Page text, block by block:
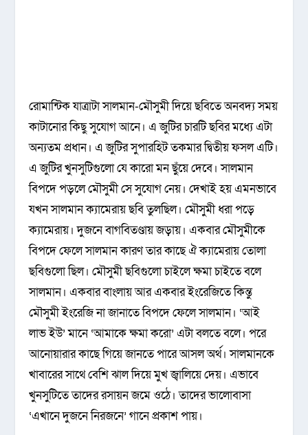
রোমান্টিক যাত্রাটা সালমান-মৌসুমী দিয়ে ছবিতে অনবদ্য সময়
কাটানোর কিছু সুযোগ আনে। এ জুটির চারটি ছবির মধ্যে এটা
অন্যতম প্রধান। এ জুটির সুপারহিট তকমার দ্বিতীয় ফসল এটি।
এ জুটির খুনসুটিগুলো যে কারো মন ছুঁয়ে দেবে। সালমান
বিপদে পড়লে মৌসুমী সে সুযোগ নেয়। দেখাই হয় এমনভাবে
যখন সালমান ক্যামেরায় ছবি তুলছিল। মৌসুমী ধরা পড়ে
ক্যামেরায়। দুজনে বাগবিতণ্ডায় জড়ায়। একবার মৌসুমীকে
বিপদে ফেলে সালমান কারণ তার কাছে ঐ ক্যামেরায় তোলা
ছবিগুলো ছিল। মৌসুমী ছবিগুলো চাইলে ক্ষমা চাইতে বলে
সালমান। একবার বাংলায় আর একবার ইংরেজিতে কিন্তু
মৌসুমী ইংরেজি না জানাতে বিপদে ফেলে সালমান। ‘আই
লাভ ইউ’ মানে ‘আমাকে ক্ষমা করো’ এটা বলতে বলে। পরে
আনোয়ারার কাছে গিয়ে জানতে পারে আসল অর্থ। সালমানকে
খাবারের সাথে বেশি ঝাল দিয়ে মুখ জ্বালিয়ে দেয়। এভাবে
খুনসুটিতে তাদের রসায়ন জমে ওঠে। তাদের ভালোবাসা
‘এখানে দুজনে নিরজনে’ গানে প্রকাশ পায়।